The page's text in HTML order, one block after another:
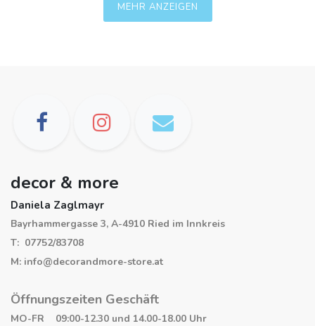
MEHR ANZEIGEN
decor & more
Daniela Zaglmayr
Bayrhammergasse 3, A-4910 Ried im Innkreis
T: 07752/83708
M: info@decorandmore-store.at
Öffnungszeiten Geschäft
MO-FR 09:00-12.30 und 14.00-18.00 Uhr